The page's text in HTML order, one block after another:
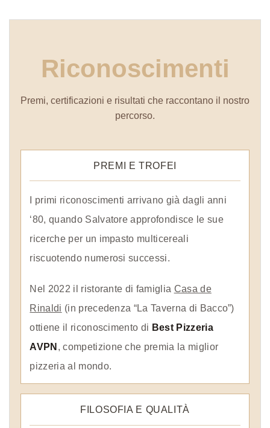
Riconoscimenti
Premi, certificazioni e risultati che raccontano il nostro
percorso.
PREMI E TROFEI
I primi riconoscimenti arrivano già dagli anni
‘80, quando Salvatore approfondisce le sue
ricerche per un impasto multicereali
riscuotendo numerosi successi.
Nel 2022 il ristorante di famiglia Casa de
Rinaldi (in precedenza “La Taverna di Bacco”)
ottiene il riconoscimento di Best Pizzeria
AVPN , competizione che premia la miglior
pizzeria al mondo.
FILOSOFIA E QUALITÀ